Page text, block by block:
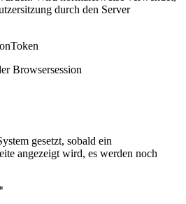
durch den Server
Browsersession
gesetzt, sobald ein
angezeigt wird, es werden noch